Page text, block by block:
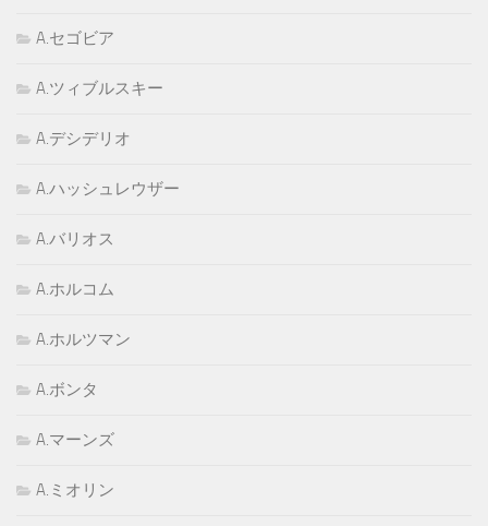
A.セゴビア
A.ツィブルスキー
A.デシデリオ
A.ハッシュレウザー
A.バリオス
A.ホルコム
A.ホルツマン
A.ボンタ
A.マーンズ
A.ミオリン